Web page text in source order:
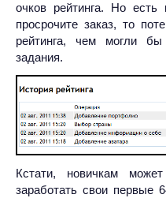
очков рейтинга. Но
просрочите заказ, то
рейтинга, чем могли бы
задания.
Кстати, новичкам
заработать свои первые